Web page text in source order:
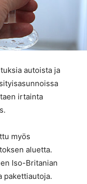
autoista ja
irtainta
myös
aluetta.
Iso-Britanian
pakettiautoja.